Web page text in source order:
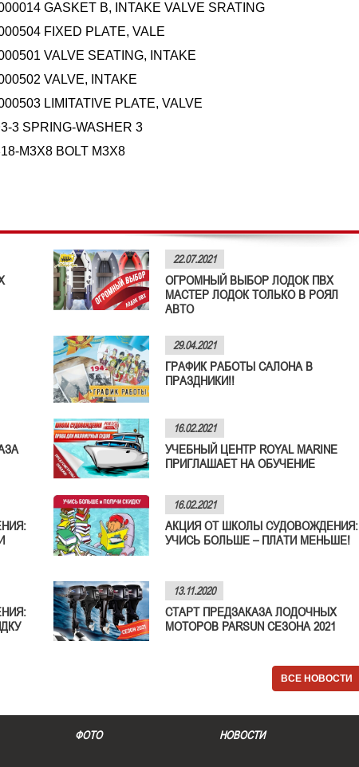
GASKET B, INTAKE VALVE SRATING
FIXED PLATE, VALE
VALVE SEATING, INTAKE
VALVE, INTAKE
LIMITATIVE PLATE, VALVE
3 SPRING-WASHER 3
M3X8 BOLT M3X8
22.07.2021
ОГРОМНЫЙ ВЫБОР ЛОДОК ПВХ
МАСТЕР ЛОДОК ТОЛЬКО В РОЯЛ
АВТО
29.04.2021
ГРАФИК РАБОТЫ САЛОНА В
ПРАЗДНИКИ!!
16.02.2021
УЧЕБНЫЙ ЦЕНТР ROYAL MARINE
ПРИГЛАШАЕТ НА ОБУЧЕНИЕ
16.02.2021
АКЦИЯ ОТ ШКОЛЫ СУДОВОЖДЕНИЯ:
УЧИСЬ БОЛЬШЕ – ПЛАТИ МЕНЬШЕ!
13.11.2020
СТАРТ ПРЕДЗАКАЗА ЛОДОЧНЫХ
МОТОРОВ PARSUN СЕЗОНА 2021
ВСЕ НОВОСТИ
ФОТО НОВОСТИ